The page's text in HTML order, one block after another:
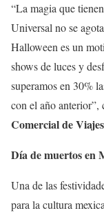
“La magia que
Universal no se
Halloween es un
shows de luces y
superamos en 30%
con el año anterior”,
Comercial de
Día de muertos en
Una de las
para la cultura